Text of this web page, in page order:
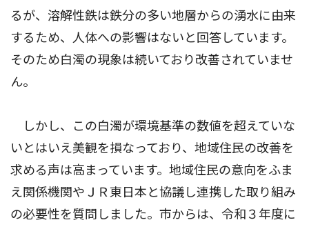
るが、溶解性鉄は鉄分の多い地層からの湧水に由来
するため、人体への影響はないと回答しています。
そのため白濁の現象は続いており改善されていませ
ん。
しかし、この白濁が環境基準の数値を超えていな
いとはいえ美観を損なっており、地域住民の改善を
求める声は高まっています。地域住民の意向をふま
え関係機関やＪＲ東日本と協議し連携した取り組み
の必要性を質問しました。市からは、令和３年度に